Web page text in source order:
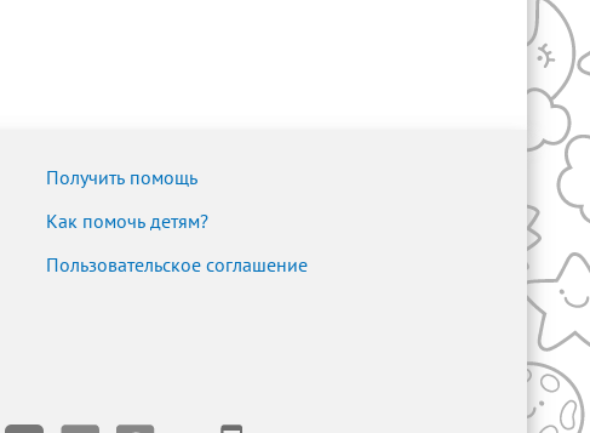
Получить помощь
Как помочь детям?
Пользовательское соглашение